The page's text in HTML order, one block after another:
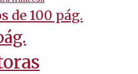
de 100 pág.